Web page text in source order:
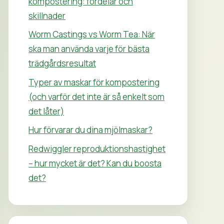
skillnader
Worm Castings vs Worm Tea: När
ska man använda varje för bästa
trädgårdsresultat
Typer av maskar för kompostering
(och varför det inte är så enkelt som
det låter)
Hur förvarar du dina mjölmaskar?
Redwiggler reproduktionshastighet
– hur mycket är det? Kan du boosta
det?